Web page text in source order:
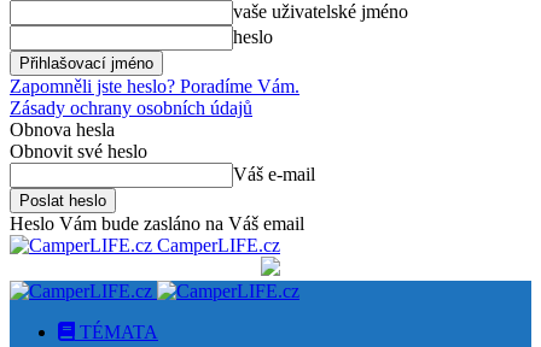
vaše uživatelské jméno
heslo
Zapomněli jste heslo? Poradíme Vám.
Zásady ochrany osobních údajů
Obnova hesla
Obnovit své heslo
Váš e-mail
Heslo Vám bude zasláno na Váš email
CamperLIFE.cz
TÉMATA